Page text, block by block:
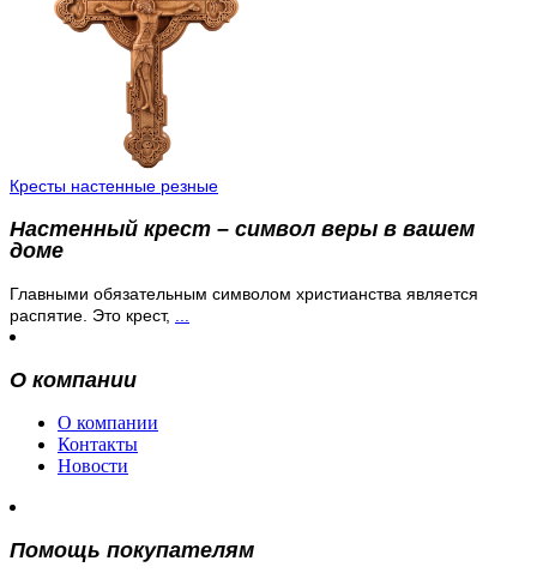
Кресты настенные резные
Настенный крест – символ веры в вашем
доме
Главными обязательным символом христианства является
распятие. Это крест,
О компании
О компании
Контакты
Новости
Помощь покупателям